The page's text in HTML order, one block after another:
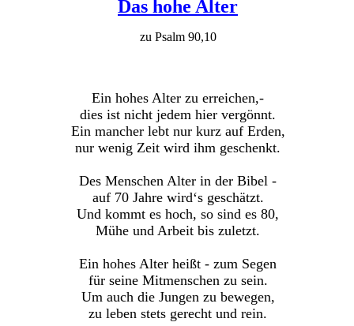
Das hohe Alter
zu Psalm 90,10
Ein hohes Alter zu erreichen,-
dies ist nicht jedem hier vergönnt.
Ein mancher lebt nur kurz auf Erden,
nur wenig Zeit wird ihm geschenkt.
Des Menschen Alter in der Bibel -
auf 70 Jahre wird‘s geschätzt.
Und kommt es hoch, so sind es 80,
Mühe und Arbeit bis zuletzt.
Ein hohes Alter heißt - zum Segen
für seine Mitmenschen zu sein.
Um auch die Jungen zu bewegen,
zu leben stets gerecht und rein.